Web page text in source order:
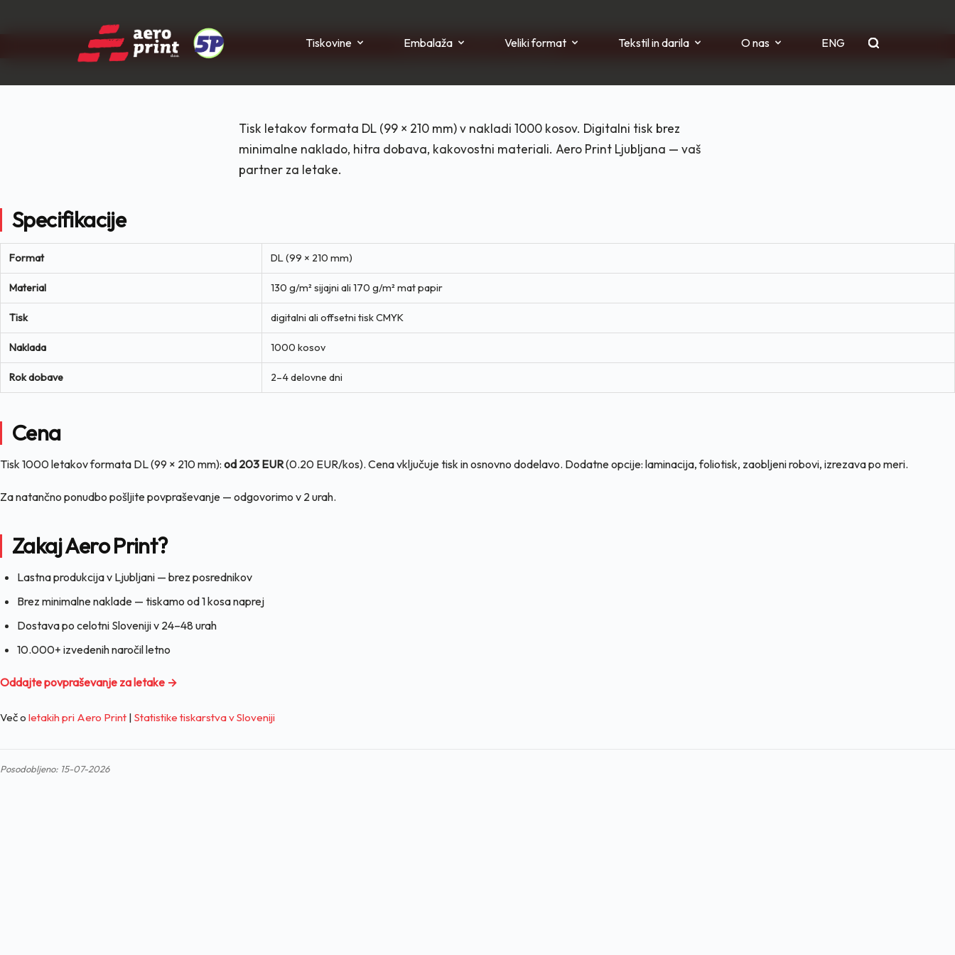
Pravi partner za tisk in rast posla!
Tiskovine Embalaža Veliki format Tekstil in darila O nas ENG
Tisk letakov formata DL (99 × 210 mm) v nakladi 1000 kosov. Digitalni tisk brez
minimalne naklado, hitra dobava, kakovostni materiali. Aero Print Ljubljana — vaš
partner za letake.
Specifikacije
Format DL (99 × 210 mm)
Material 130 g/m² sijajni ali 170 g/m² mat papir
Tisk digitalni ali offsetni tisk CMYK
Naklada 1000 kosov
Rok dobave 2–4 delovne dni
Cena
Tisk 1000 letakov formata DL (99 × 210 mm): od 203 EUR(0.20 EUR/kos). Cena vključuje tisk in osnovno dodelavo. Dodatne opcije: laminacija, foliotisk, zaobljeni robovi, izrezava po meri.
Za natančno ponudbo pošljite povpraševanje — odgovorimo v 2 urah.
Zakaj Aero Print?
Lastna produkcija v Ljubljani — brez posrednikov
Brez minimalne naklade — tiskamo od 1 kosa naprej
Dostava po celotni Sloveniji v 24–48 urah
10.000+ izvedenih naročil letno
Oddajte povpraševanje za letake →
Več o letakih pri Aero Print | Statistike tiskarstva v Sloveniji
Posodobljeno: 15-07-2026